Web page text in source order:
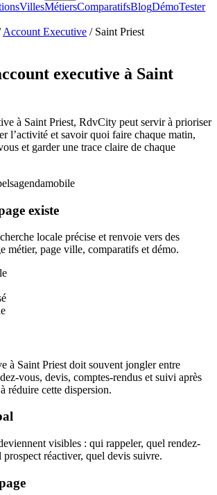
VillesMétiersComparatifsBlogDémoTester
Account Executive / Saint Priest
executive à Saint
à Saint Priest, RdvCity peut servir à prioriser
l’activité et savoir quoi faire chaque matin,
et garder une trace claire de chaque
agendamobile
existe
locale précise et renvoie vers des
métier, page ville, comparatifs et démo.
à Saint Priest doit souvent jongler entre
vous, devis, comptes-rendus et suivi après
réduire cette dispersion.
visibles : qui rappeler, quel rendez-
réactiver, quel devis suivre.